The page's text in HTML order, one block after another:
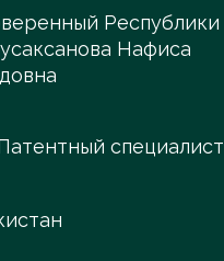
Республики
Нафиса
специалист